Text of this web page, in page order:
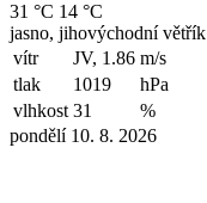
31 °C 14 °C
jasno, jihovýchodní větřík
vítr
JV, 1.86 m/s
tlak
1019
hPa
vlhkost 31
%
pondělí 10. 8. 2026